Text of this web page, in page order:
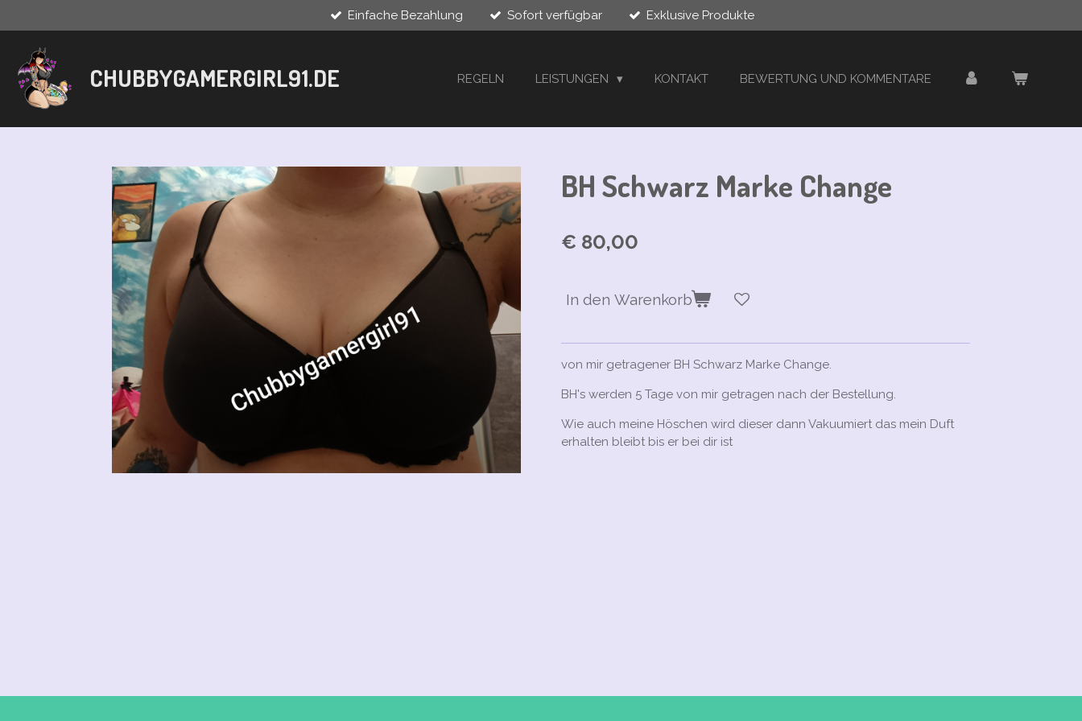
Hauptinhalt
springen
Einfache Bezahlung Sofort verfügbar Exklusive Produkte
CHUBBYGAMERGIRL91.DE REGELN LEISTUNGEN KONTAKT BEWERTUNG UND KOMMENTARE
BH Schwarz Marke Change
€ 80,00
In den Warenkorb
von mir getragener BH Schwarz Marke Change.
BH's werden 5 Tage von mir getragen nach der Bestellung.
Wie auch meine Höschen wird dieser dann Vakuumiert das mein Duft
erhalten bleibt bis er bei dir ist